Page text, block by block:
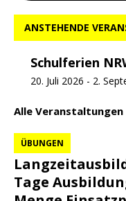
ANSTEHENDE
Schulferien
20. Juli 2026 - 2.
Alle Veranstaltungen
Tage
ÜBUNGEN